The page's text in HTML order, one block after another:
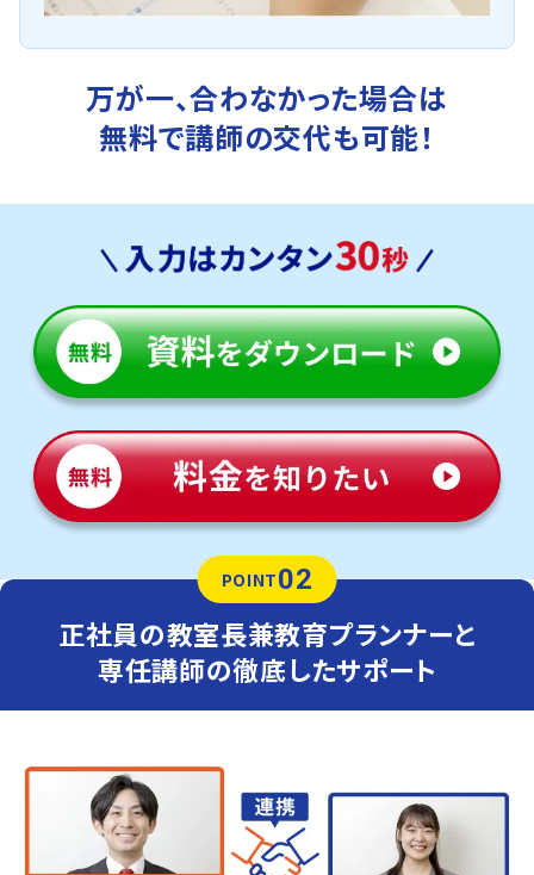
万が一、合わなかった場合は
無料で講師の交代も可能！
POINT02
正社員の教室長兼教育プランナーと
専任講師の徹底したサポート